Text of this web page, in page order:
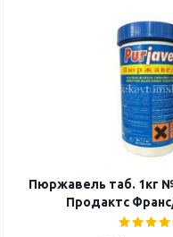
Пюржавель таб. 1кг
Продактс